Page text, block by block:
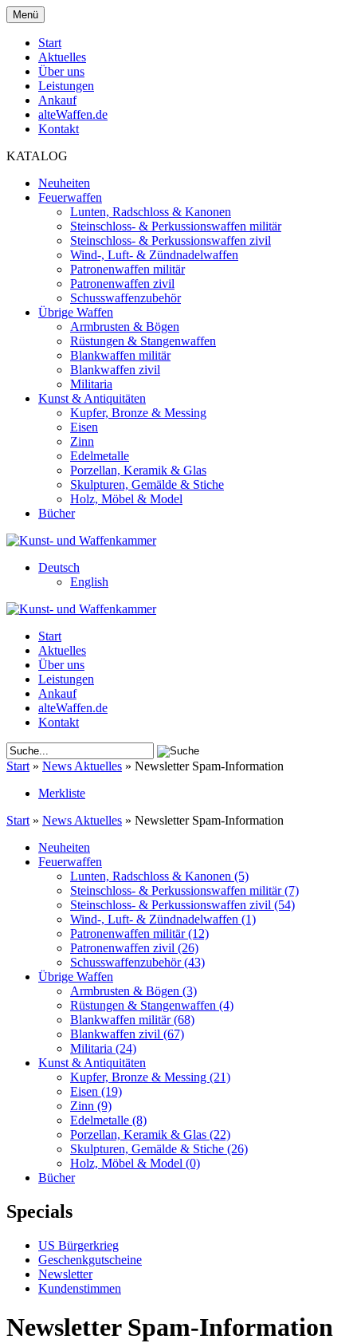
Menü
Start
Aktuelles
Über uns
Leistungen
Ankauf
alteWaffen.de
Kontakt
KATALOG
Neuheiten
Feuerwaffen
Lunten, Radschloss & Kanonen
Steinschloss- & Perkussionswaffen militär
Steinschloss- & Perkussionswaffen zivil
Wind-, Luft- & Zündnadelwaffen
Patronenwaffen militär
Patronenwaffen zivil
Schusswaffenzubehör
Übrige Waffen
Armbrusten & Bögen
Rüstungen & Stangenwaffen
Blankwaffen militär
Blankwaffen zivil
Militaria
Kunst & Antiquitäten
Kupfer, Bronze & Messing
Eisen
Zinn
Edelmetalle
Porzellan, Keramik & Glas
Skulpturen, Gemälde & Stiche
Holz, Möbel & Model
Bücher
Deutsch
English
Start
Aktuelles
Über uns
Leistungen
Ankauf
alteWaffen.de
Kontakt
Start » News Aktuelles » Newsletter Spam-Information
Merkliste
Start » News Aktuelles » Newsletter Spam-Information
Neuheiten
Feuerwaffen
Lunten, Radschloss & Kanonen (5)
Steinschloss- & Perkussionswaffen militär(7)
Steinschloss- & Perkussionswaffen zivil (54)
Wind-, Luft- & Zündnadelwaffen (1)
Patronenwaffen militär(12)
Patronenwaffen zivil (26)
Schusswaffenzubehör(43)
Übrige Waffen
Armbrusten & Bögen (3)
Rüstungen & Stangenwaffen (4)
Blankwaffen militär(68)
Blankwaffen zivil (67)
Militaria (24)
Kunst & Antiquitäten
Kupfer, Bronze & Messing (21)
Eisen (19)
Zinn (9)
Edelmetalle (8)
Porzellan, Keramik & Glas (22)
Skulpturen, Gemälde & Stiche (26)
Holz, Möbel & Model (0)
Bücher
Specials
US Bürgerkrieg
Geschenkgutscheine
Newsletter
Kundenstimmen
Newsletter Spam-Information